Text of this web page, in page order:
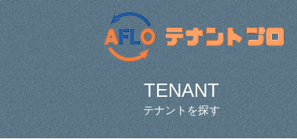
TENANT
テナントを探す